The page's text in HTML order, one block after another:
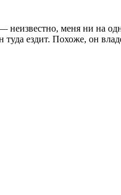
меня ни на
ездит. Похоже, он